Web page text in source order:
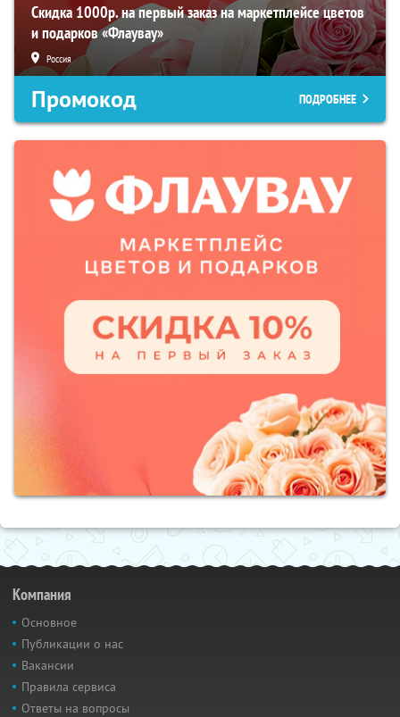
Скидка 1000р. на первый заказ на маркетплейсе цветов
и подарков «Флаувау»
Россия
Промокод ПОДРОБНЕЕ
Компания
Основное
Публикации о нас
Вакансии
Правила сервиса
Ответы на вопросы